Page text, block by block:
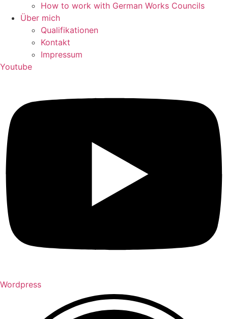
How to work with German Works Councils
Über mich
Qualifikationen
Kontakt
Impressum
Youtube
Wordpress